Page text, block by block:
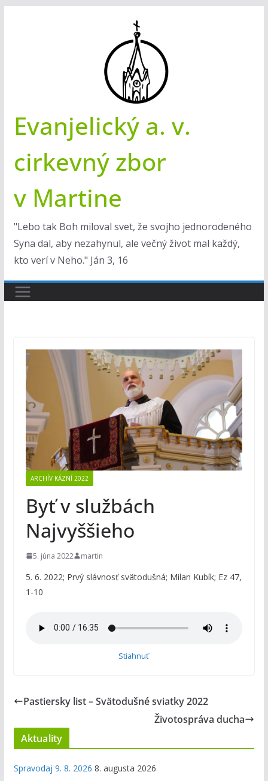
Evanjelický a. v.
cirkevný zbor
v Martine
"Lebo tak Boh miloval svet, že svojho jednorodeného
Syna dal, aby nezahynul, ale večný život mal každý,
kto verí v Neho." Ján 3, 16
ARCHÍV KÁZNÍ 2022
Byť v službách
Najvyššieho
5. júna 2022 martin
5. 6. 2022; Prvý slávnosť svätodušná; Milan Kubík; Ez 47,
1-10
Stiahnuť
Pastiersky list – Svätodušné sviatky 2022
Životospráva ducha
Aktuality
Spravodaj 9. 8. 2026 8. augusta 2026